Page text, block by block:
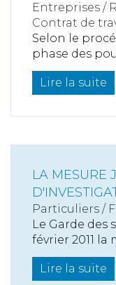
Entreprises /
Contrat de
Selon le
phase des
Lire la suite
LA MESURE
Particuliers /
Le Garde des
février 2011 la
Lire la suite